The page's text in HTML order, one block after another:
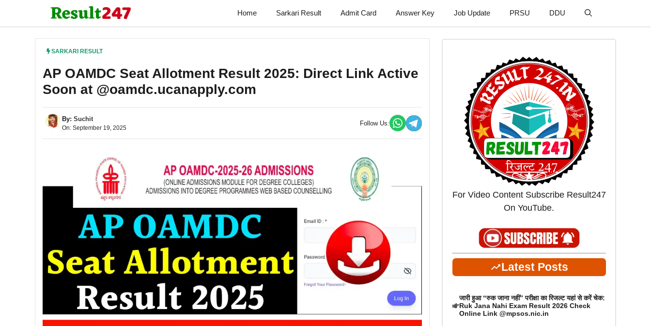
Home Sarkari Result Admit Card Answer Key Job Update PRSU DDU
SARKARI RESULT
AP OAMDC Seat Allotment Result 2025: Direct Link Active
Soon at @oamdc.ucanapply.com
By: Suchit
On: September 19, 2025
Follow Us:
For Video Content Subscribe Result247
On YouTube.
Latest Posts
जारी हुआ “रुक जाना नहीं” परीक्षा का रिजल्ट यहां से करें चेक:
Ruk Jana Nahi Exam Result 2026 Check
Online Link @mpsos.nic.in